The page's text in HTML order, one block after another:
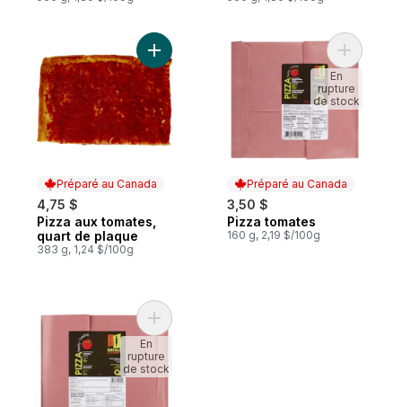
Préparé au Canada
4,75 $
Préparé au Canada
Pizza aux tomates,
quart de plaque
383 g, 1,24 $/100g
Ajouter Pizza aux tomates, quart de
Préparé au Canada
3,50 $
Préparé au Canada
Pizza tomates
160 g, 2,19 $/100g
Ajouter
En
rupture
de stock
Ajouter Pizza tomates au panier
En
rupture
de stock